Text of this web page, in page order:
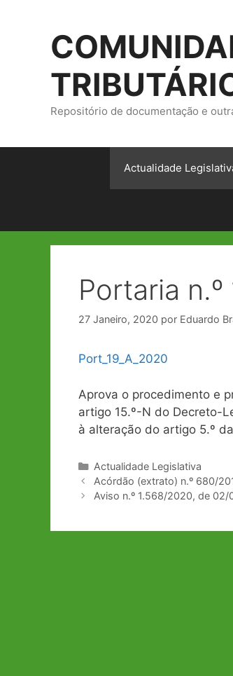
Repositório de documentação e
Actualidade
Portaria
27 Janeiro, 2020 por Eduardo
Port_19_A_2020
Aprova o procedimento e
artigo 15.º-N do Decreto-
à alteração do artigo 5.º
Categorias
Actualidade Legislativa
Navegação
de
Acórdão (extrato) n.º 680/
Aviso n.º 1.568/2020, de 02/